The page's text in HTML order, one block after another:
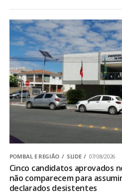
POMBAL E REGIÃO SLIDE 07/08/2026
Cinco candidatos aprovados
não comparecem para
declarados desistentes